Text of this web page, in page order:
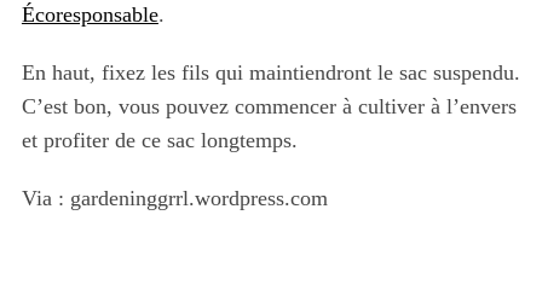
Écoresponsable.
En haut, fixez les fils qui maintiendront le sac suspendu.
C’est bon, vous pouvez commencer à cultiver à l’envers
et profiter de ce sac longtemps.
Via : gardeninggrrl.wordpress.com